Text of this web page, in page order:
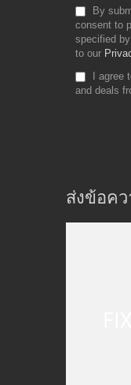
By
consent to
specified
to our
I agree
and deals
ส่งข้อคว